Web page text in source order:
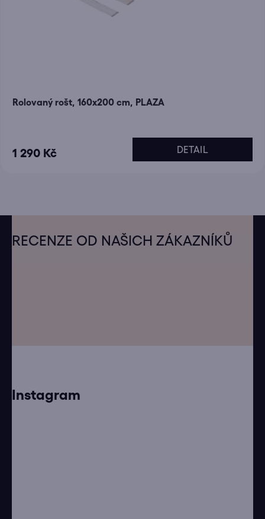
Rolovaný rošt, 160x200 cm, PLAZA
1 290 Kč DETAIL
RECENZE OD NAŠICH ZÁKAZNÍKŮ
Instagram